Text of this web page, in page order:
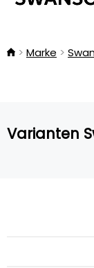
Marke
Varianten